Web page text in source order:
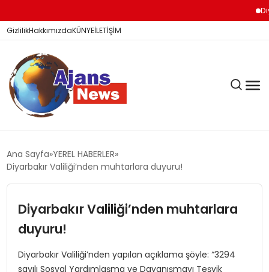
GizlilikHakkımızdaKÜNYEİLETİŞİM
KÖŞE YAZILARI
DÜNYA
Ana Sayfa YEREL HABERLER
Diyarbakır Valiliği’nden muhtarlara duyuru!
Diyarbakır Valiliği’nden muhtarlara
duyuru!
Diyarbakır Valiliği’nden yapılan açıklama şöyle: “3294
sayılı Sosyal Yardımlaşma ve Dayanışmayı Teşvik